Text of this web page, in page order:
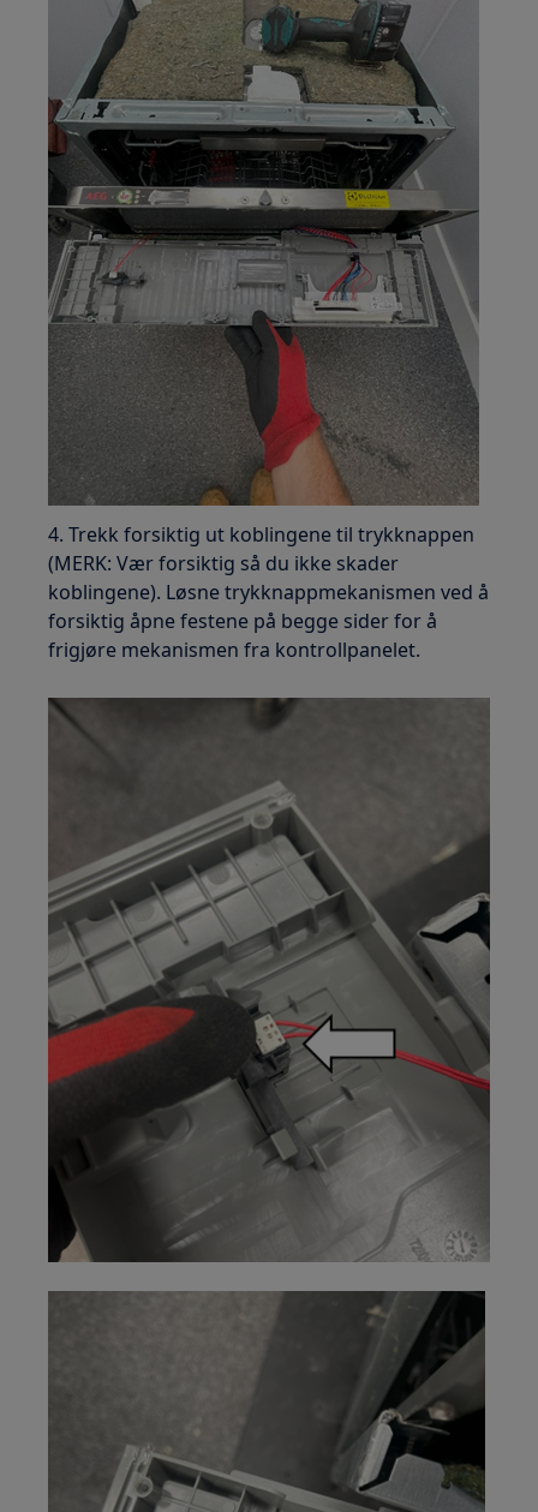
4. Trekk forsiktig ut koblingene til trykknappen
(MERK: Vær forsiktig så du ikke skader
koblingene). Løsne trykknappmekanismen ved å
forsiktig åpne festene på begge sider for å
frigjøre mekanismen fra kontrollpanelet.